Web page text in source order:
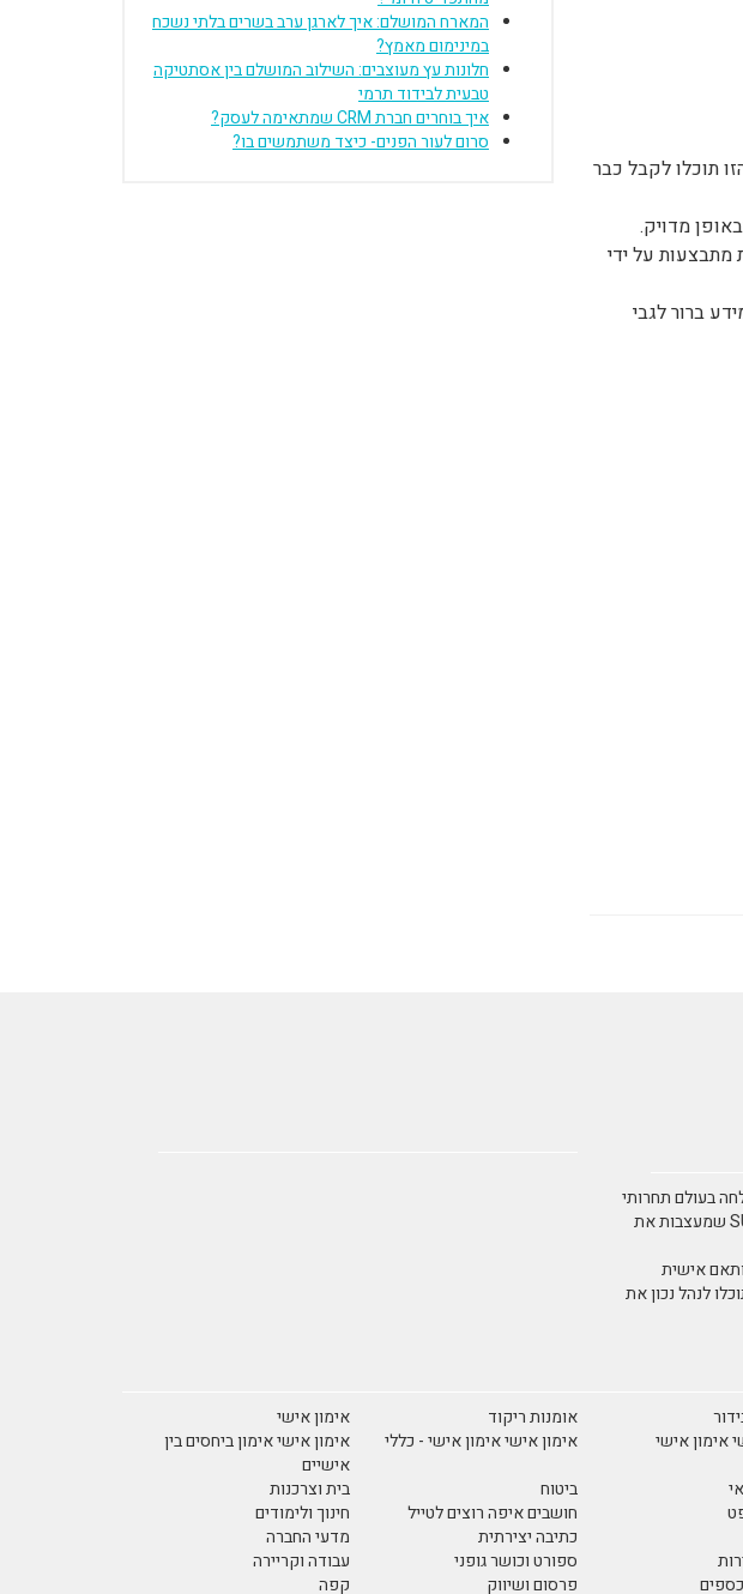
תוכלו לקבל כבר
מדויק.
על ידי
ברור לגבי
המארח המושלם: איך לארגן ערב בשרים בלתי נשכח
במינימום מאמץ?
חלונות עץ מעוצבים: השילוב המושלם בין אסתטיקה
טבעית לבידוד תרמי
איך בוחרים חברת CRM שמתאימה לעסק?
סרום לעור הפנים- כיצד משתמשים בו?
בעולם תחרותי
נהיגה חכמה: טכנולוגיות מתקדמות ברכבי SUV שמעצבות את
אישית
לנהל נכון את
אומנות ריקוד
אימון אישי
אימון אישי אימון אישי אימון אישי - כללי
אימון אישי אימון ביחסים בין
אישיים
ביטוח
בית וצרכנות
חושבים איפה רוצים לטייל
חינוך ולימודים
כתיבה יצירתית
מדעי החברה
ספורט וכושר גופני
עבודה וקריירה
פרסום ושיווק קפה